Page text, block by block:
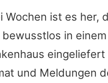
Wochen ist es her,
bewusstlos in
und Meldungen